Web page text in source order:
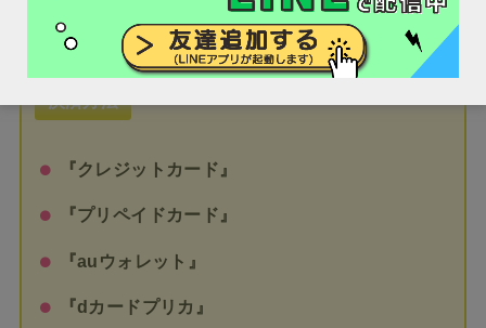
決済方法も多様で、下記の方法に対応しています。
決済方法
『クレジットカード』
『プリペイドカード』
『auウォレット』
『dカードプリカ』